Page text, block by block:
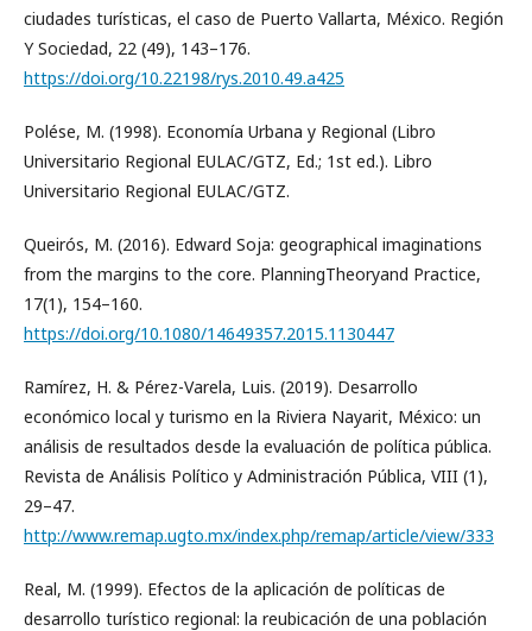
ciudades turísticas, el caso de Puerto Vallarta, México. Región
Y Sociedad, 22 (49), 143–176.
https://doi.org/10.22198/rys.2010.49.a425
Polése, M. (1998). Economía Urbana y Regional (Libro
Universitario Regional EULAC/GTZ, Ed.; 1st ed.). Libro
Universitario Regional EULAC/GTZ.
Queirós, M. (2016). Edward Soja: geographical imaginations
from the margins to the core. PlanningTheoryand Practice,
17(1), 154–160.
https://doi.org/10.1080/14649357.2015.1130447
Ramírez, H. & Pérez-Varela, Luis. (2019). Desarrollo
económico local y turismo en la Riviera Nayarit, México: un
análisis de resultados desde la evaluación de política pública.
Revista de Análisis Político y Administración Pública, VIII (1),
29–47.
http://www.remap.ugto.mx/index.php/remap/article/view/333
Real, M. (1999). Efectos de la aplicación de políticas de
desarrollo turístico regional: la reubicación de una población